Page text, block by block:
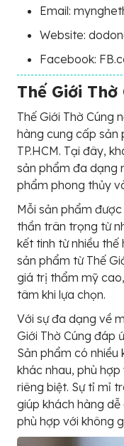
Email:
Website:
Facebook:
Thế Giới Thờ
Thế Giới Thờ Cúng
hàng cung cấp sản
TP.HCM. Tại đây,
sản phẩm đa dạng
phẩm phong thủy
Mỗi sản phẩm
thần trân trọng từ
kết tinh từ nhiều
sản phẩm từ Thế
giá trị thẩm mỹ
tâm khi lựa chọn.
Với sự đa dạng về
Giới Thờ Cúng đáp
Sản phẩm có nhiều
khác nhau, phù
riêng biệt. Sự tỉ mỉ
giúp khách hàng
phù hợp với không